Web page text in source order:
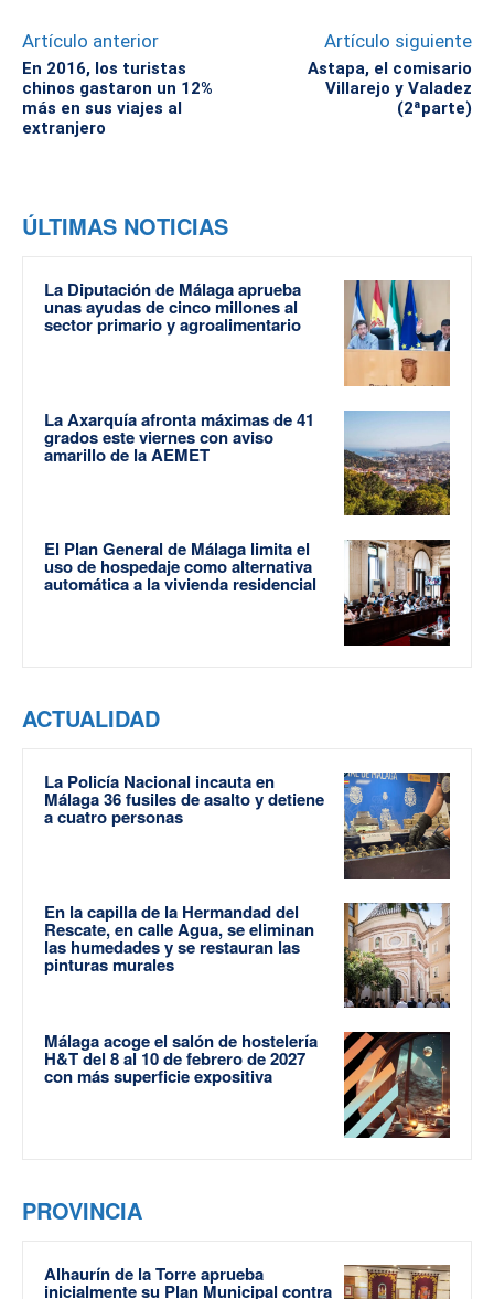
Artículo anterior
En 2016, los turistas
chinos gastaron un 12%
más en sus viajes al
extranjero
Artículo siguiente
Astapa, el comisario
Villarejo y Valadez
(2ªparte)
ÚLTIMAS NOTICIAS
La Diputación de Málaga aprueba
unas ayudas de cinco millones al
sector primario y agroalimentario
La Axarquía afronta máximas de 41
grados este viernes con aviso
amarillo de la AEMET
El Plan General de Málaga limita el
uso de hospedaje como alternativa
automática a la vivienda residencial
ACTUALIDAD
La Policía Nacional incauta en
Málaga 36 fusiles de asalto y detiene
a cuatro personas
En la capilla de la Hermandad del
Rescate, en calle Agua, se eliminan
las humedades y se restauran las
pinturas murales
Málaga acoge el salón de hostelería
H&T del 8 al 10 de febrero de 2027
con más superficie expositiva
PROVINCIA
Alhaurín de la Torre aprueba
inicialmente su Plan Municipal contra